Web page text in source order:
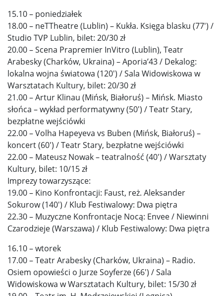
15.10 – poniedziałek
18.00 – neTTheatre (Lublin) – Kukła. Księga blasku (77′) /
Studio TVP Lublin, bilet: 20/30 zł
20.00 – Scena Prapremier InVitro (Lublin), Teatr
Arabesky (Charków, Ukraina) – Aporia’43 / Dekalog:
lokalna wojna światowa (120′) / Sala Widowiskowa w
Warsztatach Kultury, bilet: 20/30 zł
21.00 – Artur Klinau (Mińsk, Białoruś) – Mińsk. Miasto
słońca – wykład performatywny (50′) / Teatr Stary,
bezpłatne wejściówki
22.00 – Volha Hapeyeva vs Buben (Mińsk, Białoruś) –
koncert (60′) / Teatr Stary, bezpłatne wejściówki
22.00 – Mateusz Nowak – teatralność (40′) / Warsztaty
Kultury, bilet: 10/15 zł
Imprezy towarzyszące:
19.00 – Kino Konfrontacji: Faust, reż. Aleksander
Sokurow (140′) / Klub Festiwalowy: Dwa piętra
22.30 – Muzyczne Konfrontacje Nocą: Envee / Niewinni
Czarodzieje (Warszawa) / Klub Festiwalowy: Dwa piętra
16.10 – wtorek
17.00 – Teatr Arabesky (Charków, Ukraina) – Radio.
Osiem opowieści o Jurze Soyferze (66′) / Sala
Widowiskowa w Warsztatach Kultury, bilet: 15/30 zł